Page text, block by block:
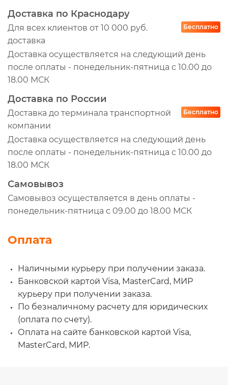
Доставка по Краснодару
Для всех клиентов от 10 000 руб.
доставка
Бесплатно
Доставка осуществляется на следующий день
после оплаты - понедельник-пятница с 10.00 до
18.00 МСК
Доставка по России
Доставка до терминала транспортной
компании
Бесплатно
Доставка осуществляется на следующий день
после оплаты - понедельник-пятница с 10.00 до
18.00 МСК
Самовывоз
Самовывоз осуществляется в день оплаты -
понедельник-пятница с 09.00 до 18.00 МСК
Оплата
Наличными курьеру при получении заказа.
Банковской картой Visa, MasterCard, МИР
курьеру при получении заказа.
По безналичному расчету для юридических
(оплата по счету).
Оплата на сайте банковской картой Visa,
MasterCard, МИР.